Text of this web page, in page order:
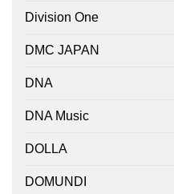
Division One
DMC JAPAN
DNA
DNA Music
DOLLA
DOMUNDI